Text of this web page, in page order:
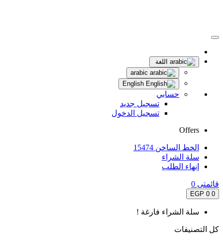
اللغة
حسابي
تسجيل جديد
تسجيل الدخول
Offers
الخط الساخن 15474
سلة الشراء
إنهاء الطلب
قائمتى 0
0
0 EGP
سلة الشراء فارغة !
كل التصنيفات